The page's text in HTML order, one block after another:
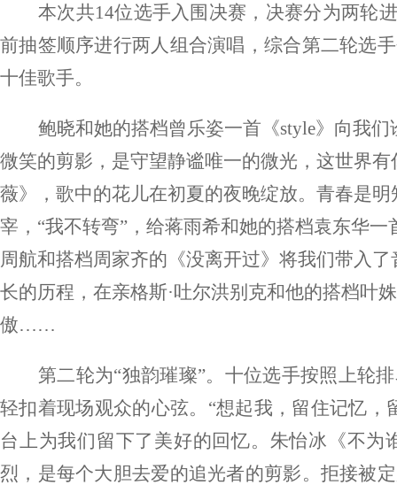
本次共14位选手 入围 决赛， 决赛分为两轮
前抽签顺序进行两人组合演唱，综合第二轮选
十佳歌手。
鲍晓和她的搭档曾乐姿一首《style》向我
微笑的剪影，是守望静谧唯一的微光，这世界
薇》，歌中的花儿在初夏的夜晚绽放。青春是
宰，“我不转弯”，给蒋雨希和她的搭档袁东华
周航和搭档周家齐的《没离开过》将我们带入
长的历程，在亲格斯·吐尔洪别克和他的搭档叶
傲……
第二轮为“独韵璀璨”。 十位选手按照上轮
轻扣着现场观众的心弦。 “想起我，留住记忆，
台上为我们留下了美好的回忆。朱怡冰《不
烈，是每个大胆去爱的追光者的剪影。拒接被